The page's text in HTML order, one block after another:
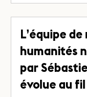
L’équipe
humanités
par
évolue au